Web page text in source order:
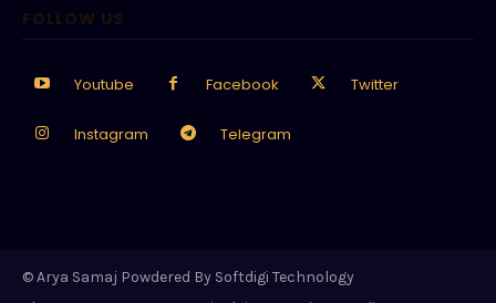
FOLLOW US
Youtube Facebook Twitter
Instagram Telegram
© Arya Samaj Powdered By Softdigi Technology